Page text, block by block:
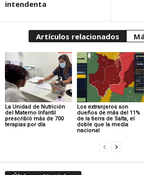
intendenta
Artículos relacionados
La Unidad de Nutrición
del Materno Infantil
prescribió más de 700
terapias por día
Los extranjeros son
dueños de más del 11%
de la tierra de Salta, el
doble que la media
nacional